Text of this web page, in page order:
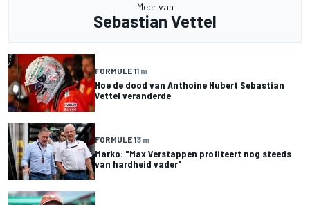
Meer van
Sebastian Vettel
FORMULE 11 m
Hoe de dood van Anthoine Hubert Sebastian
Vettel veranderde
FORMULE 13 m
Marko: "Max Verstappen profiteert nog steeds
van hardheid vader"